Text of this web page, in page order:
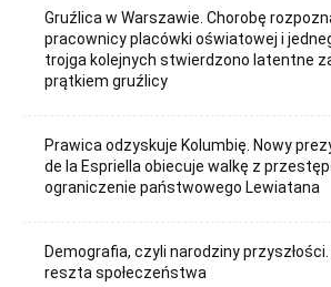
Gruźlica w Warszawie. Chorobę
pracownicy placówki oświatowej i
trojga kolejnych stwierdzono latentne
prątkiem gruźlicy
Prawica odzyskuje Kolumbię. Nowy
de la Espriella obiecuje walkę z
ograniczenie państwowego Lewiatana
Demografia, czyli narodziny
reszta społeczeństwa